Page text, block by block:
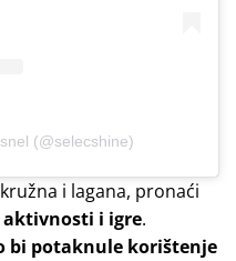
(@selecshine)
i lagana, pronaći
aktivnosti i igre.
bi potaknule korištenje